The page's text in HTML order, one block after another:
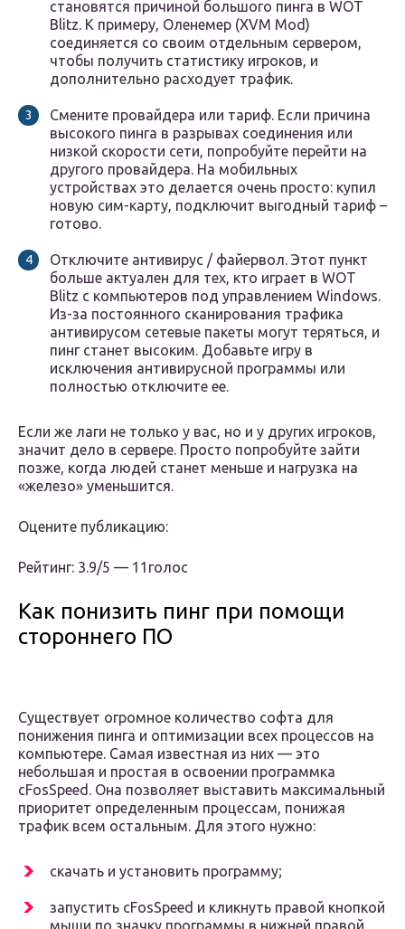
становятся причиной большого пинга в WOT
Blitz. К примеру, Оленемер (XVM Mod)
соединяется со своим отдельным сервером,
чтобы получить статистику игроков, и
дополнительно расходует трафик.
Смените провайдера или тариф. Если причина
высокого пинга в разрывах соединения или
низкой скорости сети, попробуйте перейти на
другого провайдера. На мобильных
устройствах это делается очень просто: купил
новую сим-карту, подключит выгодный тариф –
готово.
Отключите антивирус / файервол. Этот пункт
больше актуален для тех, кто играет в WOT
Blitz с компьютеров под управлением Windows.
Из-за постоянного сканирования трафика
антивирусом сетевые пакеты могут теряться, и
пинг станет высоким. Добавьте игру в
исключения антивирусной программы или
полностью отключите ее.
Если же лаги не только у вас, но и у других игроков,
значит дело в сервере. Просто попробуйте зайти
позже, когда людей станет меньше и нагрузка на
«железо» уменьшится.
Оцените публикацию:
Рейтинг: 3.9/5 — 11голос
Как понизить пинг при помощи
стороннего ПО
Существует огромное количество софта для
понижения пинга и оптимизации всех процессов на
компьютере. Самая известная из них — это
небольшая и простая в освоении программка
cFosSpeed. Она позволяет выставить максимальный
приоритет определенным процессам, понижая
трафик всем остальным. Для этого нужно:
скачать и установить программу;
запустить cFosSpeed и кликнуть правой кнопкой
мыши по значку программы в нижней правой